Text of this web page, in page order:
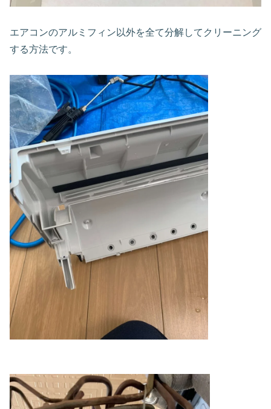
エアコンのアルミフィン以外を全て分解してクリーニング
する方法です。